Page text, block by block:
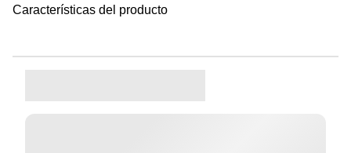
Características del producto